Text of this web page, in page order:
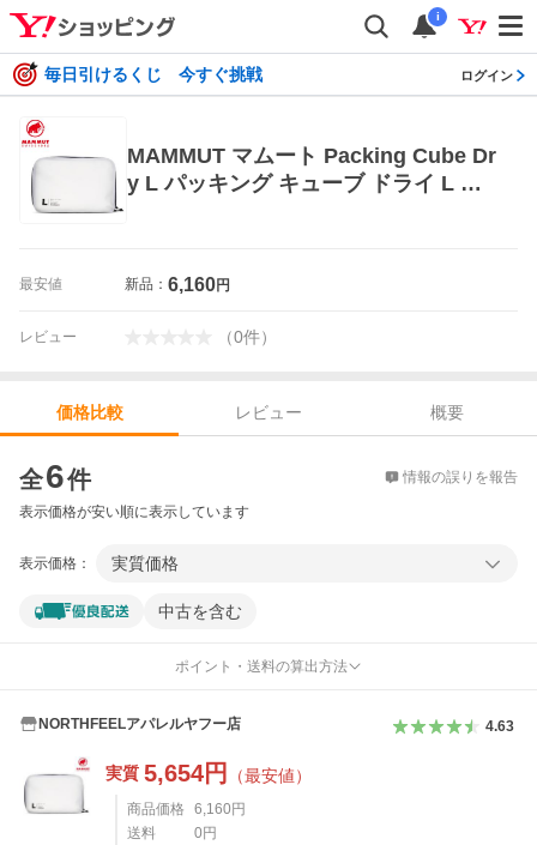
i
毎日引けるくじ 今すぐ挑戦 ログイン
MAMMUT マムート Packing Cube Dr
y L パッキング キューブ ドライ L ホ
最安値 新品： 6,160円
レビュー （0件）
価格比較 レビュー
概要
全6件 情報の誤りを報告
表示価格が安い順に表示しています
表示価格： 実質価格
中古を含む
ポイント・送料の算出方法
NORTHFEELアパレルヤフー店 4.63
実質 5,654円 （最安値）
商品価格 6,160 円
送料
0 円